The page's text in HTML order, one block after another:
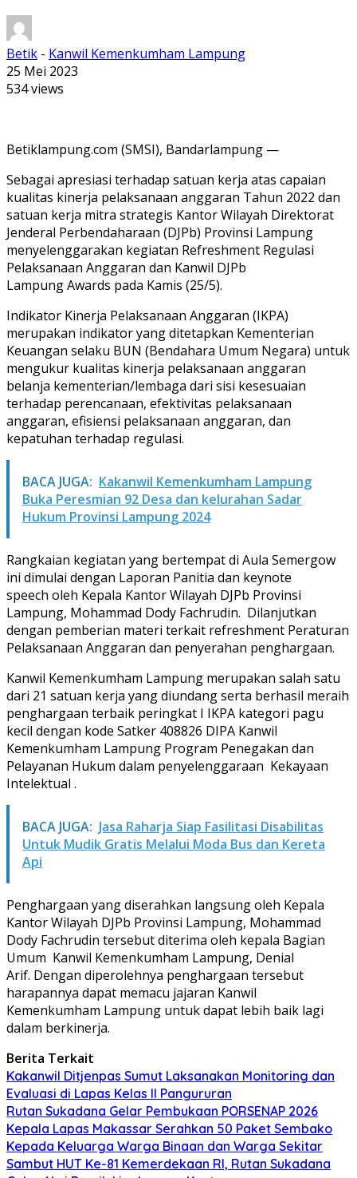
Betik - Kanwil Kemenkumham Lampung
25 Mei 2023
534 views
Betiklampung.com (SMSI), Bandarlampung —
Sebagai apresiasi terhadap satuan kerja atas capaian
kualitas kinerja pelaksanaan anggaran Tahun 2022 dan
satuan kerja mitra strategis Kantor Wilayah Direktorat
Jenderal Perbendaharaan (DJPb) Provinsi Lampung
menyelenggarakan kegiatan Refreshment Regulasi
Pelaksanaan Anggaran dan Kanwil DJPb
Lampung Awards pada Kamis (25/5).
Indikator Kinerja Pelaksanaan Anggaran (IKPA)
merupakan indikator yang ditetapkan Kementerian
Keuangan selaku BUN (Bendahara Umum Negara) untuk
mengukur kualitas kinerja pelaksanaan anggaran
belanja kementerian/lembaga dari sisi kesesuaian
terhadap perencanaan, efektivitas pelaksanaan
anggaran, efisiensi pelaksanaan anggaran, dan
kepatuhan terhadap regulasi.
BACA JUGA: Kakanwil Kemenkumham Lampung
Buka Peresmian 92 Desa dan kelurahan Sadar
Hukum Provinsi Lampung 2024
Rangkaian kegiatan yang bertempat di Aula Semergow
ini dimulai dengan Laporan Panitia dan keynote
speech oleh Kepala Kantor Wilayah DJPb Provinsi
Lampung, Mohammad Dody Fachrudin. Dilanjutkan
dengan pemberian materi terkait refreshment Peraturan
Pelaksanaan Anggaran dan penyerahan penghargaan.
Kanwil Kemenkumham Lampung merupakan salah satu
dari 21 satuan kerja yang diundang serta berhasil meraih
penghargaan terbaik peringkat I IKPA kategori pagu
kecil dengan kode Satker 408826 DIPA Kanwil
Kemenkumham Lampung Program Penegakan dan
Pelayanan Hukum dalam penyelenggaraan Kekayaan
Intelektual .
BACA JUGA: Jasa Raharja Siap Fasilitasi Disabilitas
Untuk Mudik Gratis Melalui Moda Bus dan Kereta
Api
Penghargaan yang diserahkan langsung oleh Kepala
Kantor Wilayah DJPb Provinsi Lampung, Mohammad
Dody Fachrudin tersebut diterima oleh kepala Bagian
Umum Kanwil Kemenkumham Lampung, Denial
Arif. Dengan diperolehnya penghargaan tersebut
harapannya dapat memacu jajaran Kanwil
Kemenkumham Lampung untuk dapat lebih baik lagi
dalam berkinerja.
Berita Terkait
Kakanwil Ditjenpas Sumut Laksanakan Monitoring dan
Evaluasi di Lapas Kelas ll Pangururan
Rutan Sukadana Gelar Pembukaan PORSENAP 2026
Kepala Lapas Makassar Serahkan 50 Paket Sembako
Kepada Keluarga Warga Binaan dan Warga Sekitar
Sambut HUT Ke-81 Kemerdekaan RI, Rutan Sukadana